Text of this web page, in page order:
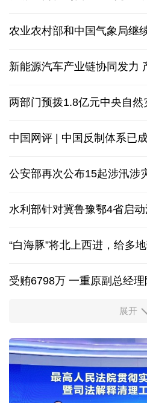
农业农村部和中国气象局继
新能源汽车产业链协同发力
两部门预拨1.8亿元中央自然
中国网评 | 中国反制体系已
公安部再次公布15起涉汛涉
水利部针对冀鲁豫鄂4省启
“白海豚”将北上西进，给多
受贿6798万 一重原副总经
从中国空调热销欧洲，看中
二季度中国清洁能源建设景
服贸会进入倒计时一个月
展开